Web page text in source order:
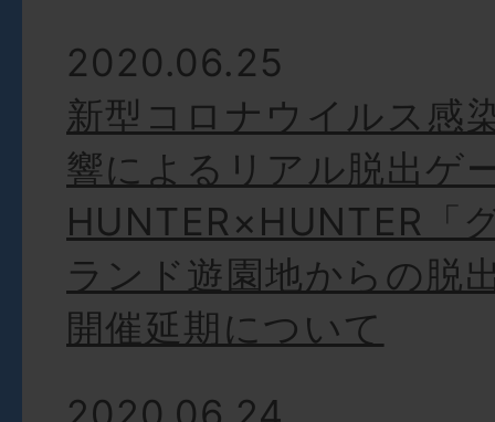
2020.06.25
新型コロナウイルス感
響によるリアル脱出ゲ
HUNTER×HUNTER「
ランド遊園地からの脱
開催延期について